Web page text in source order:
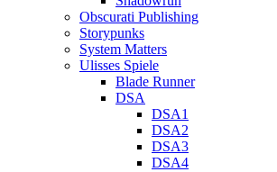
Obscurati Publishing
Storypunks
System Matters
Ulisses Spiele
Blade Runner
DSA
DSA1
DSA2
DSA3
DSA4